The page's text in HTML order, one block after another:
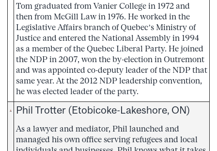
Tom graduated from Vanier College in 1972 and
then from McGill Law in 1976. He worked in the
Legislative Affairs branch of Quebec’s Ministry of
Justice and entered the National Assembly in 1994
as a member of the Quebec Liberal Party. He joined
the NDP in 2007, won the by-election in Outremont
and was appointed co-deputy leader of the NDP that
same year. At the 2012 NDP leadership convention,
he was elected leader of the party.
Phil Trotter (Etobicoke-Lakeshore, ON)
As a lawyer and mediator, Phil launched and
managed his own office serving refugees and local